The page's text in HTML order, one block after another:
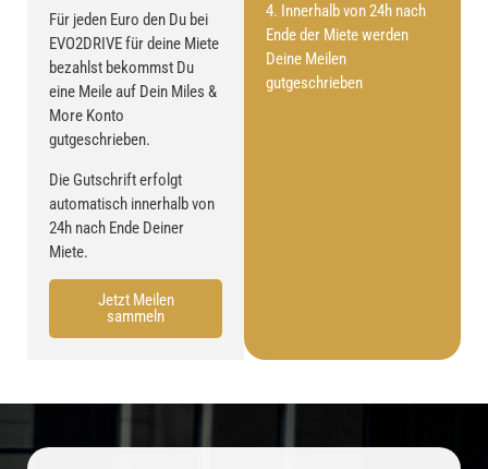
Für jeden Euro den Du bei
EVO2DRIVE für deine Miete
bezahlst bekommst Du
eine Meile auf Dein Miles &
More Konto
gutgeschrieben.
Die Gutschrift erfolgt
automatisch innerhalb von
24h nach Ende Deiner
Miete.
Jetzt Meilen
sammeln
4. Innerhalb von 24h nach
Ende der Miete werden
Deine Meilen
gutgeschrieben